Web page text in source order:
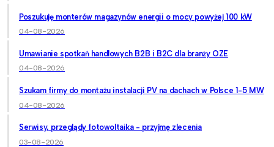
Poszukuję monterów magazynów energii o mocy powyżej 100 kW
04-08-2026
Umawianie spotkań handlowych B2B i B2C dla branży OZE
04-08-2026
Szukam firmy do montażu instalacji PV na dachach w Polsce 1-5 MW
04-08-2026
Serwisy, przeglądy fotowoltaika - przyjmę zlecenia
03-08-2026